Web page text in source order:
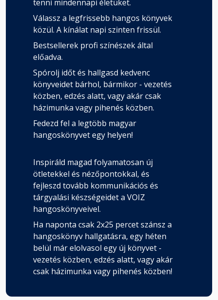
tenni mindennapi életüket.
Válassz a legfrissebb hangos könyvek
közül. A kínálat napi szinten frissül.
Bestsellerek profi színészek által
előadva.
Spórolj időt és hallgasd kedvenc
könyveidet bárhol, bármikor - vezetés
közben, edzés alatt, vagy akár csak
házimunka vagy pihenés közben.
Fedezd fel a legtöbb magyar
hangoskönyvet egy helyen!
Inspiráld magad folyamatosan új
ötletekkel és nézőpontokkal, és
fejleszd tovább kommunikációs és
tárgyalási készségeidet a VOIZ
hangoskönyveivel.
Ha naponta csak 2x25 percet szánsz a
hangoskönyv hallgatásra, egy héten
belül már elolvasol egy új könyvet -
vezetés közben, edzés alatt, vagy akár
csak házimunka vagy pihenés közben!